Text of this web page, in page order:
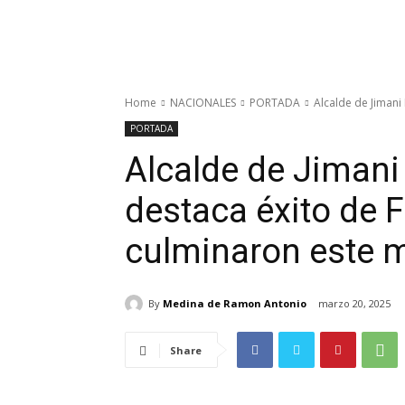
Home NACIONALES PORTADA Alcalde de
PORTADA
Alcalde de
destaca éxito de
culminaron este
By Medina de Ramon Antonio marzo 20, 2025
Share